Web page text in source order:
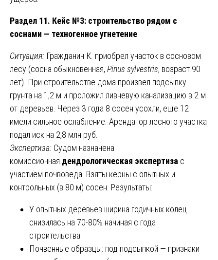
Раздел 11. Кейс №3: строительство рядом с
соснами — техногенное угнетение
Ситуация: Гражданин К. приобрел участок в сосновом
лесу (сосна обыкновенная, Pinus sylvestris, возраст 90
лет). При строительстве дома произвел подсыпку
грунта на 1,2 м и проложил ливневую канализацию в 2 м
от деревьев. Через 3 года 8 сосен усохли, еще 12
имели сильное ослабление. Арендатор лесного участка
подал иск на 2,8 млн руб.
Экспертиза: Судом назначена
комиссионная дендрологическая экспертиза с
участием почвоведа. Взяты керны с опытных и
контрольных (в 80 м) сосен. Результаты:
У опытных деревьев ширина годичных колец
снизилась на 70-80% начиная с года
строительства.
Почвенные образцы: под подсыпкой — признаки